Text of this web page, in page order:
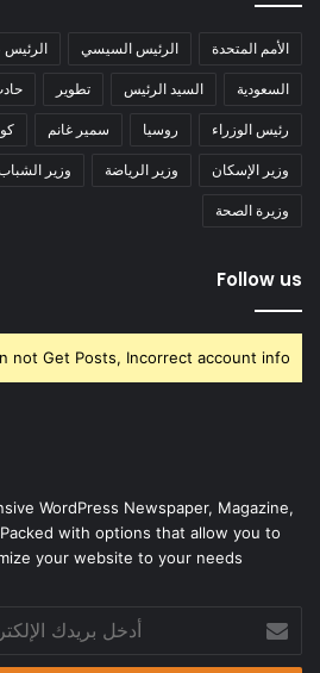
الأمم المتحدة الرئيس السيسي الرئيس
السعودية السيد الرئيس تطوير
رئيس الوزراء روسيا سمير غانم
وزير الإسكان وزير الرياضة وزير
وزيرة الصحة
Follow us
not Get Posts, Incorrect account info.
WordPress Newspaper, Magazine,
with options that allow you to
your website to your needs.
بريدك
الإلكتروني